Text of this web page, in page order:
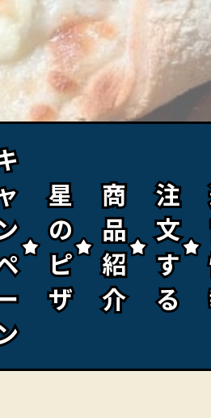
星
の
ピ
ザ
星
の
ピ
ザ
商
品
紹
介
商
品
紹
介
注
文
す
る
注
文
す
る